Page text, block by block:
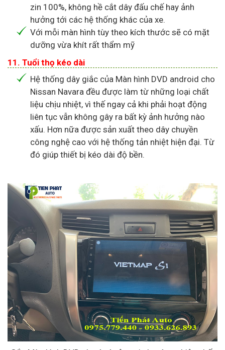
zin 100%, không hề cắt dây đấu chế hay ảnh
hưởng tới các hệ thống khác của xe.
Với mỗi màn hình tùy theo kích thước sẽ có mặt
dưỡng vừa khít rất thẩm mỹ
11. Tuổi thọ kéo dài
Hệ thống dây giắc của Màn hình DVD android cho
Nissan Navara đều được làm từ những loại chất
liệu chịu nhiệt, vì thế ngay cả khi phải hoạt động
liên tục vẫn không gây ra bất kỳ ảnh hưởng nào
xấu. Hơn nữa được sản xuất theo dây chuyền
công nghệ cao với hệ thống tản nhiệt hiện đại. Từ
đó giúp thiết bị kéo dài độ bền.